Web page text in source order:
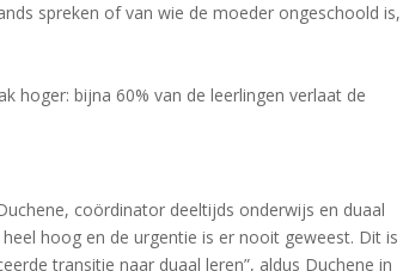
spreken of van wie de moeder ongeschoold is,
hoger: bijna 60% van de leerlingen verlaat de
coördinator deeltijds onderwijs en duaal
hoog en de urgentie is er nooit geweest. Dit is
transitie naar duaal leren”, aldus Duchene in